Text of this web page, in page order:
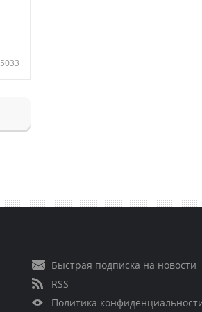
5033
Быстрая подписка на новости
RSS
Политика